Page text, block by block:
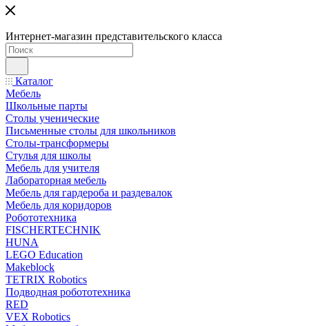
Интернет-магазин представительского класса
Каталог
Мебель
Школьные парты
Столы ученические
Письменные столы для школьников
Столы-трансформеры
Стулья для школы
Мебель для учителя
Лабораторная мебель
Мебель для гардероба и раздевалок
Мебель для коридоров
Робототехника
FISCHERTECHNIK
HUNA
LEGO Education
Makeblock
TETRIX Robotics
Подводная робототехника
RED
VEX Robotics